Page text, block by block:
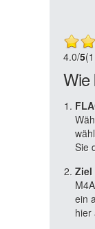
4.0/5
Wie
Sie
Ziel
ein
hier